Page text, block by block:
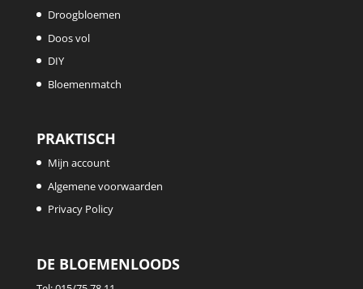
Droogbloemen
Doos vol
DIY
Bloemenmatch
PRAKTISCH
Mijn account
Algemene voorwaarden
Privacy Policy
DE BLOEMENLOODS